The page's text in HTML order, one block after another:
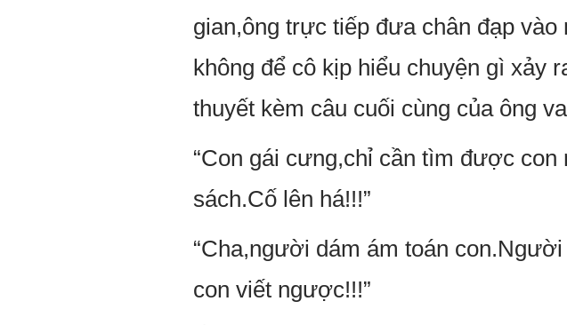
gian,ông trực tiếp đưa chân đạp
không để cô kịp hiểu chuyện gì xảy
thuyết kèm câu cuối cùng của ông
“Con gái cưng,chỉ cần tìm được
sách.Cố lên há!!!”
“Cha,người dám ám toán
con viết ngược!!!”